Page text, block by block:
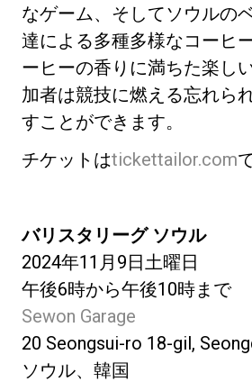
なゲーム、そしてソウルの
達による多種多様なコーヒ
ーヒーの香りに満ちた楽し
加者は競技に燃える忘れら
すことができます。
チケットはtickettailor.com
バリスタリーグ ソウル
2024年11月9日土曜日
午後6時から午後10時まで
Sewon Garage
20 Seongsui-ro 18-gil,
ソウル、韓国